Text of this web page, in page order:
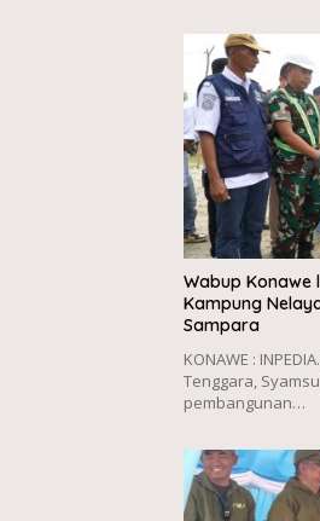
Wabup
Kampung
Sampara
KONAWE :
Tenggara,
pembangunan…